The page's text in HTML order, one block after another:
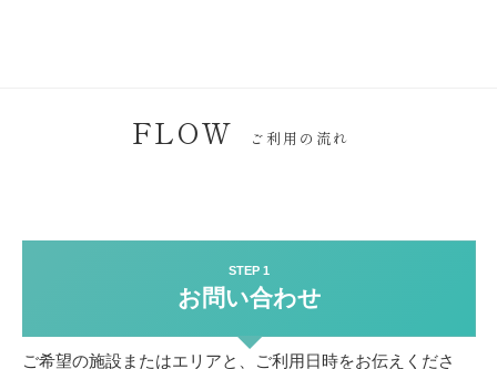
FLOW ご利用の流れ
STEP 1
お問い合わせ
ご希望の施設またはエリアと、ご利用日時をお伝えくださ